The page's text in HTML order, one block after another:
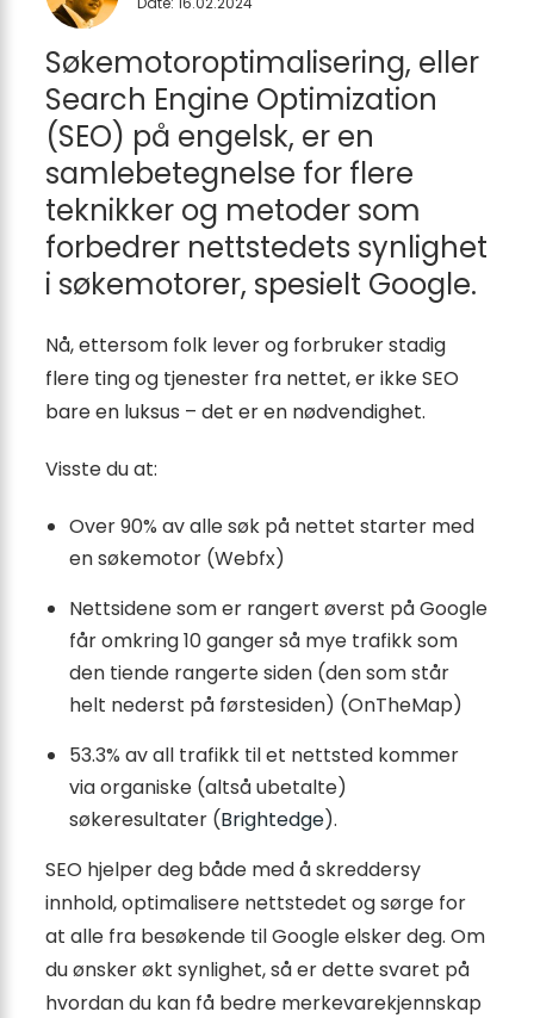
Søkemotoroptimalisering, eller
Search Engine Optimization
(SEO) på engelsk, er en
samlebetegnelse for flere
teknikker og metoder som
forbedrer nettstedets synlighet
i søkemotorer, spesielt Google.
Nå, ettersom folk lever og forbruker stadig
flere ting og tjenester fra nettet, er ikke SEO
bare en luksus – det er en nødvendighet.
Visste du at:
Over 90% av alle søk på nettet starter med
en søkemotor (Webfx)
Nettsidene som er rangert øverst på Google
får omkring 10 ganger så mye trafikk som
den tiende rangerte siden (den som står
helt nederst på førstesiden) (OnTheMap)
53.3% av all trafikk til et nettsted kommer
via organiske (altså ubetalte)
søkeresultater (Brightedge).
SEO hjelper deg både med å skreddersy
innhold, optimalisere nettstedet og sørge for
at alle fra besøkende til Google elsker deg. Om
du ønsker økt synlighet, så er dette svaret på
hvordan du kan få bedre merkevarekjennskap